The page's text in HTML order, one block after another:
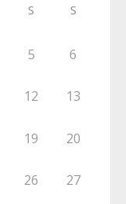
S S
5 6
12 13
19 20
26 27